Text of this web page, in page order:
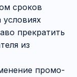
сроков
условиях
прекратить
из
промо-